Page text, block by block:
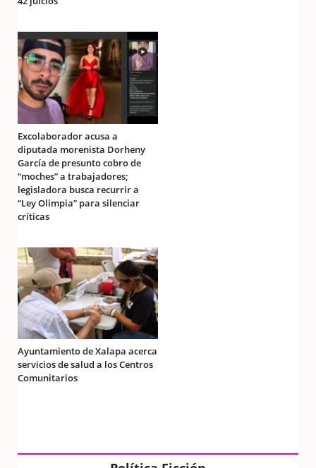
Excolaborador acusa a
diputada morenista Dorheny
García de presunto cobro de
“moches” a trabajadores;
legisladora busca recurrir a
“Ley Olimpia” para silenciar
críticas
Ayuntamiento de Xalapa acerca
servicios de salud a los Centros
Comunitarios